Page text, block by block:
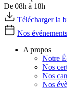
De 08h à 18h
Télécharger la
Nos événements
A propos
Notre
Nos
Nos
Nos